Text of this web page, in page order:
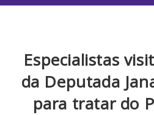
Especialistas
da Deputada
para tratar do